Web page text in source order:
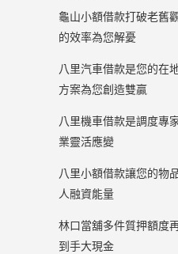
龜山小額借款打破老舊
的效率為您解憂
八里汽車借款是您的在
方案為您創造雙贏
八里機車借款是調度專
業靈活應變
八里小額借款讓您的物
人融資能量
林口當舖多件質押額度
到手大現金